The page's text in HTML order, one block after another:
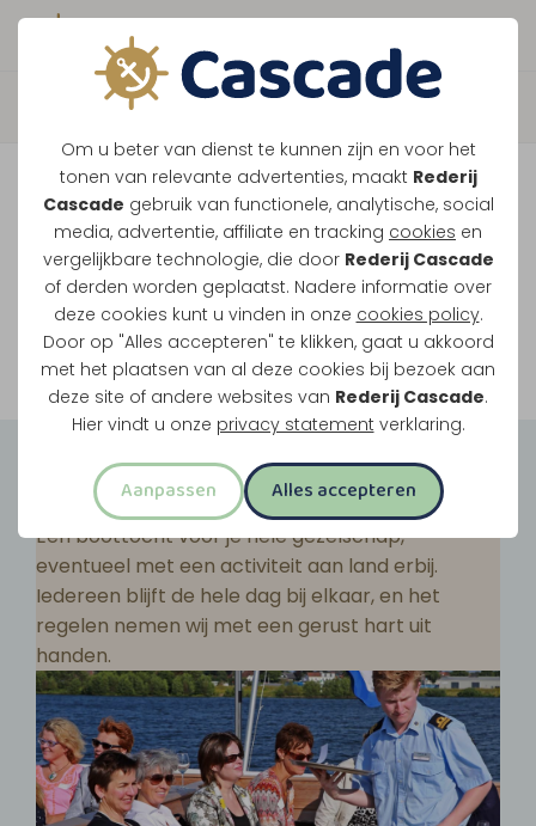
Om u beter van dienst te kunnen zijn en voor het
tonen van relevante advertenties, maakt Rederij
Cascade gebruik van functionele, analytische, social
media, advertentie, affiliate en tracking cookies en
vergelijkbare technologie, die door Rederij Cascade
of derden worden geplaatst. Nadere informatie over
deze cookies kunt u vinden in onze cookies policy.
Door op "Alles accepteren" te klikken, gaat u akkoord
met het plaatsen van al deze cookies bij bezoek aan
deze site of andere websites van Rederij Cascade.
Hier vindt u onze privacy statement verklaring.
Aanpassen Alles accepteren
Boek direct je vaart
Vaar je mee over de
Maasplassen?
Ondanks de lage waterstanden gaan
onze vaarten gewoon door.
Bekijk onze rondvaarten
Groepsuitjes
Een boottocht voor je hele gezelschap,
eventueel met een activiteit aan land erbij.
Iedereen blijft de hele dag bij elkaar, en het
regelen nemen wij met een gerust hart uit
handen.